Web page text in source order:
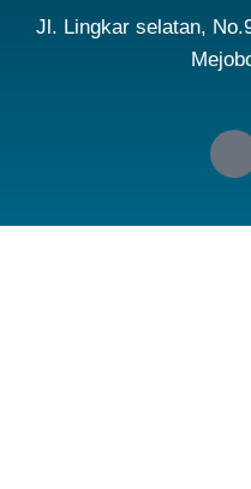
Jl. Lingkar selatan,